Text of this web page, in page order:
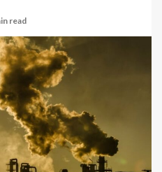
read